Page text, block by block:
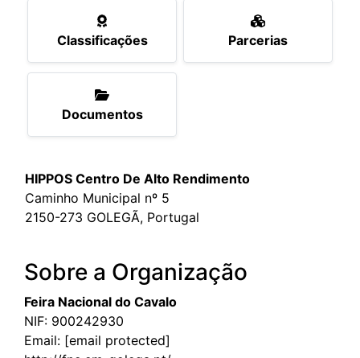
Classificações Parcerias
Documentos
HIPPOS Centro De Alto Rendimento
Caminho Municipal nº 5
2150-273 GOLEGÃ, Portugal
Sobre a Organização
Feira Nacional do Cavalo
NIF: 900242930
Email: [email protected]